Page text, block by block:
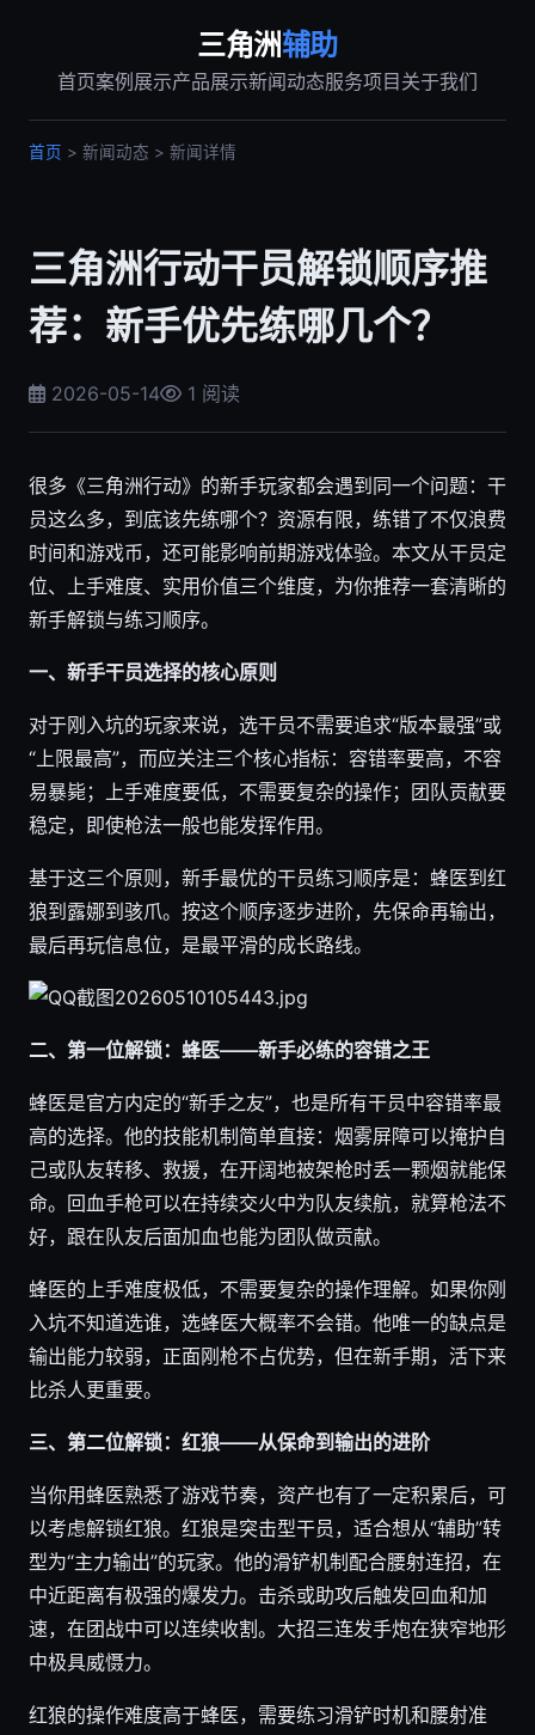
三角洲辅助
首页案例展示产品展示新闻动态服务项目 关于我们
首页 > 新闻动态 > 新闻详情
三角洲行动干员解锁顺序推
荐：新手优先练哪几个？
2026-05-14 1 阅读
很多《三角洲行动》的新手玩家都会遇到同一个问题：干
员这么多，到底该先练哪个？资源有限，练错了不仅浪费
时间和游戏币，还可能影响前期游戏体验。本文从干员定
位、上手难度、实用价值三个维度，为你推荐一套清晰的
新手解锁与练习顺序。
一、新手干员选择的核心原则
对于刚入坑的玩家来说，选干员不需要追求“版本最强”或
“上限最高”，而应关注三个核心指标：容错率要高，不容
易暴毙；上手难度要低，不需要复杂的操作；团队贡献要
稳定，即使枪法一般也能发挥作用。
基于这三个原则，新手最优的干员练习顺序是：蜂医到红
狼到露娜到骇爪。按这个顺序逐步进阶，先保命再输出，
最后再玩信息位，是最平滑的成长路线。
二、第一位解锁：蜂医——新手必练的容错之王
蜂医是官方内定的“新手之友”，也是所有干员中容错率最
高的选择。他的技能机制简单直接：烟雾屏障可以掩护自
己或队友转移、救援，在开阔地被架枪时丢一颗烟就能保
命。回血手枪可以在持续交火中为队友续航，就算枪法不
好，跟在队友后面加血也能为团队做贡献。
蜂医的上手难度极低，不需要复杂的操作理解。如果你刚
入坑不知道选谁，选蜂医大概率不会错。他唯一的缺点是
输出能力较弱，正面刚枪不占优势，但在新手期，活下来
比杀人更重要。
三、第二位解锁：红狼——从保命到输出的进阶
当你用蜂医熟悉了游戏节奏，资产也有了一定积累后，可
以考虑解锁红狼。红狼是突击型干员，适合想从“辅助”转
型为“主力输出”的玩家。他的滑铲机制配合腰射连招，在
中近距离有极强的爆发力。击杀或助攻后触发回血和加
速，在团战中可以连续收割。大招三连发手炮在狭窄地形
中极具威慑力。
红狼的操作难度高于蜂医，需要练习滑铲时机和腰射准